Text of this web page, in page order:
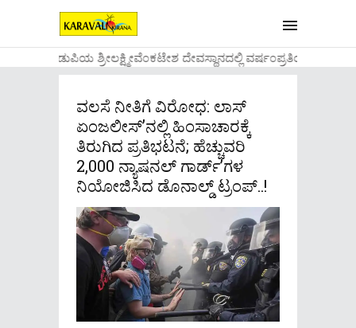
....ಉಡುಪಿಯ ಶ್ರೀಲಕ್ಷ್ಮೀವೆ೦ಕಟೇಶ ದೇವಸ್ಥಾನದಲ್ಲಿ ವರ್ಷ೦ಪ್ರತಿಯ
ವಲಸೆ ನೀತಿಗೆ ವಿರೋಧ: ಲಾಸ್
ಏಂಜಲೀಸ್’ನಲ್ಲಿ ಹಿಂಸಾಚಾರಕ್ಕೆ
ತಿರುಗಿದ ಪ್ರತಿಭಟನೆ; ಹೆಚ್ಚುವರಿ
2,000 ನ್ಯಾಷನಲ್ ಗಾರ್ಡ್’ಗಳ
ನಿಯೋಜಿಸಿದ ಡೊನಾಲ್ಡ್ ಟ್ರಂಪ್..!